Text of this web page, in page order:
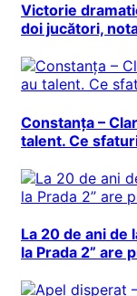
Victorie
doi jucători,
Constanța –
talent. Ce
La 20 de ani de
la Prada 2” are